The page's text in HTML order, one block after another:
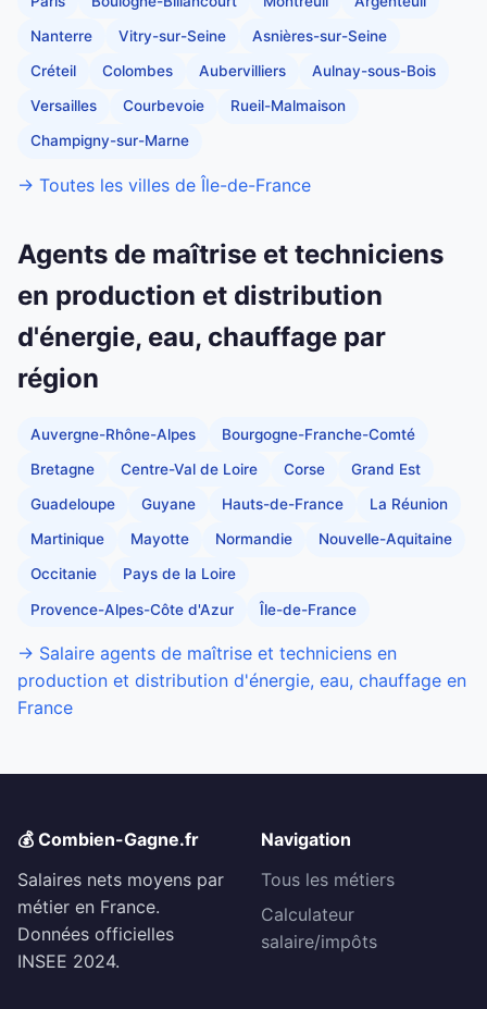
Nanterre Vitry-sur-Seine Asnières-sur-Seine
Créteil Colombes Aubervilliers Aulnay-sous-Bois
Versailles Courbevoie Rueil-Malmaison
Champigny-sur-Marne
→ Toutes les villes de Île-de-France
Agents de maîtrise et techniciens
en production et distribution
d'énergie, eau, chauffage par
région
Auvergne-Rhône-Alpes Bourgogne-Franche-Comté
Bretagne Centre-Val de Loire Corse Grand Est
Guadeloupe Guyane Hauts-de-France La Réunion
Martinique Mayotte Normandie Nouvelle-Aquitaine
Occitanie Pays de la Loire
Provence-Alpes-Côte d'Azur Île-de-France
→ Salaire agents de maîtrise et techniciens en
production et distribution d'énergie, eau, chauffage en
France
💰 Combien-Gagne.fr
Salaires nets moyens par
métier en France.
Données officielles
INSEE 2024.
Navigation
Tous les métiers
Calculateur
salaire/impôts